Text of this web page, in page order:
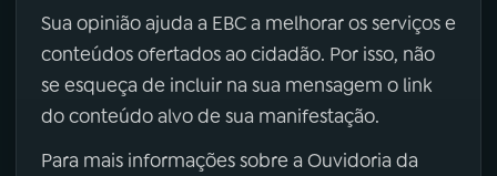
Sua opinião ajuda a EBC a melhorar os serviços e
conteúdos ofertados ao cidadão. Por isso, não
se esqueça de incluir na sua mensagem o link
do conteúdo alvo de sua manifestação.
Para mais informações sobre a Ouvidoria da